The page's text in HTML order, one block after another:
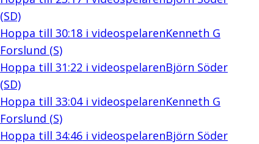
(SD)
Hoppa till 30:18i videospelarenKenneth G
Forslund (S)
Hoppa till 31:22 i videospelarenBjörn Söder
(SD)
Hoppa till 33:04i videospelarenKenneth G
Forslund (S)
Hoppa till 34:46i videospelarenBjörn Söder